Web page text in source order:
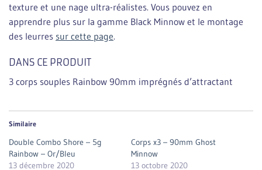
texture et une nage ultra-réalistes. Vous pouvez en
apprendre plus sur la gamme Black Minnow et le montage
des leurres sur cette page.
DANS CE PRODUIT
3 corps souples Rainbow 90mm imprégnés d’attractant
Similaire
Double Combo Shore – 5g
Rainbow – Or/Bleu
13 décembre 2020
Corps x3 – 90mm Ghost
Minnow
13 octobre 2020